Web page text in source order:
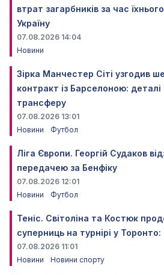
втрат загарбників за час
Україну
07.08.2026 14:04
Новини
Зірка Манчестер Сіті узгодив
контракт із Барселоною: деталі
трансферу
07.08.2026 13:01
Новини
Футбол
Ліга Європи. Георгій Судаков
передачею за Бенфіку
07.08.2026 12:01
Новини
Футбол
Теніс. Світоліна та Костюк
суперниць на турнірі у
07.08.2026 11:01
Новини
Новини спорту